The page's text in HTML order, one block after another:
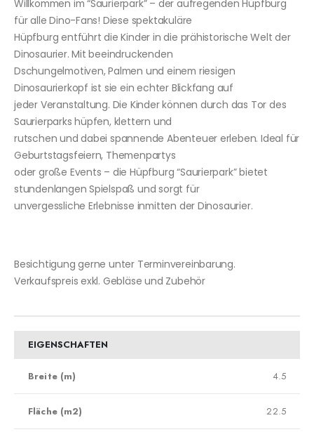
Willkommen im “Saurierpark” – der aufregenden Hüpfburg
für alle Dino-Fans! Diese spektakuläre
Hüpfburg entführt die Kinder in die prähistorische Welt der
Dinosaurier. Mit beeindruckenden
Dschungelmotiven, Palmen und einem riesigen
Dinosaurierkopf ist sie ein echter Blickfang auf
jeder Veranstaltung. Die Kinder können durch das Tor des
Saurierparks hüpfen, klettern und
rutschen und dabei spannende Abenteuer erleben. Ideal für
Geburtstagsfeiern, Themenpartys
oder große Events – die Hüpfburg “Saurierpark” bietet
stundenlangen Spielspaß und sorgt für
unvergessliche Erlebnisse inmitten der Dinosaurier.
Besichtigung gerne unter Terminvereinbarung.
Verkaufspreis exkl. Gebläse und Zubehör
EIGENSCHAFTEN
Breite (m) 4.5
Fläche (m2) 22.5